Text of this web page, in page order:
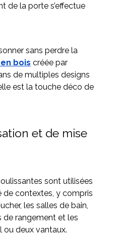
de la porte s’effectue
sans perdre la
bois créée par
de multiples designs
est la touche déco de
et de mise
sont utilisées
de contextes, y compris
les salles de bain,
de rangement et les
ou deux vantaux.